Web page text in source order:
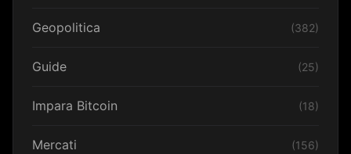
Geopolitica (382)
Guide (25)
Impara Bitcoin (18)
Mercati (156)